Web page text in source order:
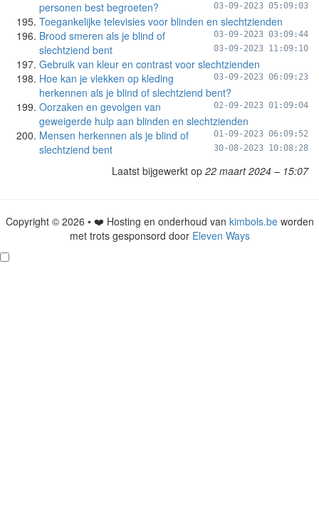
personen best begroeten?
03-09-2023 05:09:03
Toegankelijke televisies voor blinden en slechtzienden
03-09-2023 03:09:44
Brood smeren als je blind of
slechtziend bent
03-09-2023 11:09:10
Gebruik van kleur en contrast voor slechtzienden
03-09-2023 06:09:23
Hoe kan je vlekken op kleding
herkennen als je blind of slechtziend bent?
02-09-2023 01:09:04
Oorzaken en gevolgen van
geweigerde hulp aan blinden en slechtzienden
01-09-2023 06:09:52
Mensen herkennen als je blind of
slechtziend bent
30-08-2023 10:08:28
Laatst bijgewerkt op 22 maart 2024 – 15:07
Copyright © 2026 • ❤️ Hosting en onderhoud van kimbols.beworden
met trots gesponsord door Eleven Ways